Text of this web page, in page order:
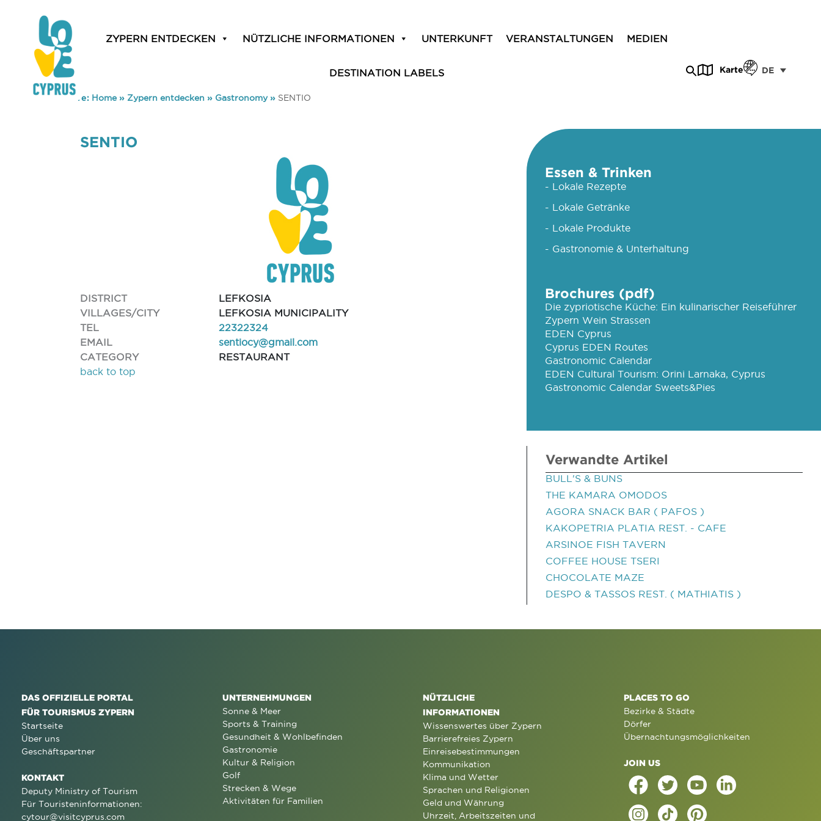
ZYPERN ENTDECKEN NÜTZLICHE INFORMATIONEN UNTERKUNFT VERANSTALTUNGEN MEDIEN
DESTINATION LABELS Karte DE
You are here: Home» Zypern entdecken » Gastronomy» SENTIO
SENTIO
DISTRICT
LEFKOSIA
VILLAGES/CITY
LEFKOSIA MUNICIPALITY
TEL
22322324
EMAIL
sentiocy@gmail.com
CATEGORY
RESTAURANT
back to top
Essen & Trinken
- Lokale Rezepte
- Lokale Getränke
- Lokale Produkte
- Gastronomie & Unterhaltung
Brochures (pdf)
Die zypriotische Küche: Ein kulinarischer Reiseführer
Zypern Wein Strassen
EDEN Cyprus
Cyprus EDEN Routes
Gastronomic Calendar
EDEN Cultural Tourism: Orini Larnaka, Cyprus
Gastronomic Calendar Sweets&Pies
Verwandte Artikel
BULL'S & BUNS
THE KAMARA OMODOS
AGORA SNACK BAR ( PAFOS )
KAKOPETRIA PLATIA REST. - CAFE
ARSINOE FISH TAVERN
COFFEE HOUSE TSERI
CHOCOLATE MAZE
DESPO & TASSOS REST. ( MATHIATIS )
DAS OFFIZIELLE PORTAL
FÜR TOURISMUS ZYPERN
Startseite
Über uns
Geschäftspartner
KONTAKT
Deputy Ministry of Tourism
Für Touristeninformationen:
cytour@visitcyprus.com
UNTERNEHMUNGEN
Sonne & Meer
Sports & Training
Gesundheit & Wohlbefinden
Gastronomie
Kultur & Religion
Golf
Strecken & Wege
Aktivitäten für Familien
NÜTZLICHE
INFORMATIONEN
Wissenswertes über Zypern
Barrierefreies Zypern
Einreisebestimmungen
Kommunikation
Klima und Wetter
Sprachen und Religionen
Geld und Währung
Uhrzeit, Arbeitszeiten und
PLACES TO GO
Bezirke & Städte
Dörfer
Übernachtungsmöglichkeiten
JOIN US